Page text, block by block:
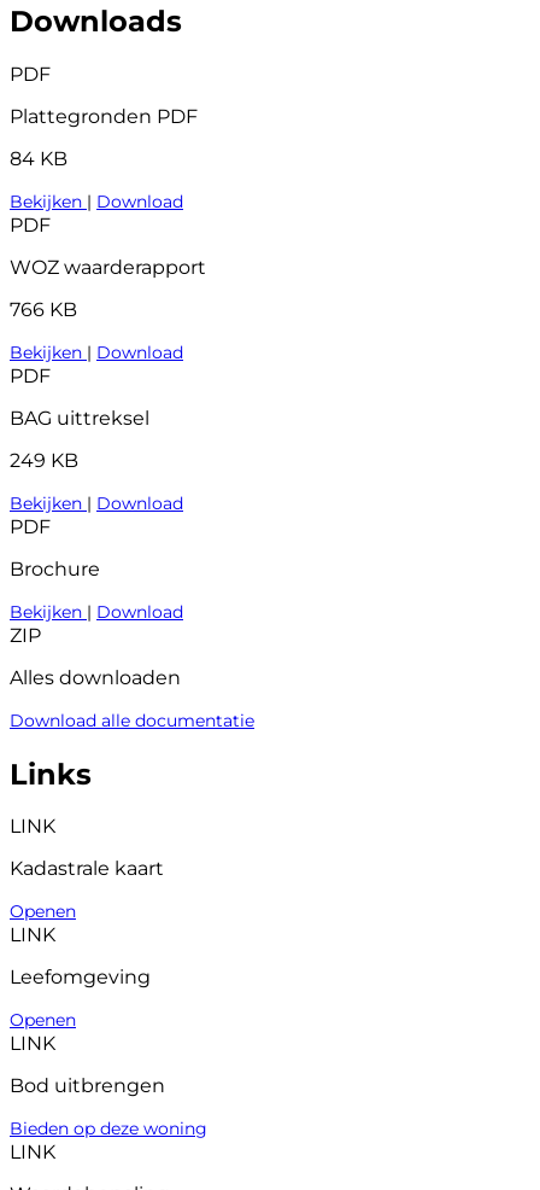
Downloads
PDF
Plattegronden PDF
84 KB
Bekijken | Download
PDF
WOZ waarderapport
766 KB
Bekijken | Download
PDF
BAG uittreksel
249 KB
Bekijken | Download
PDF
Brochure
Bekijken | Download
ZIP
Alles downloaden
Download alle documentatie
Links
LINK
Kadastrale kaart
Openen
LINK
Leefomgeving
Openen
LINK
Bod uitbrengen
Bieden op deze woning
LINK